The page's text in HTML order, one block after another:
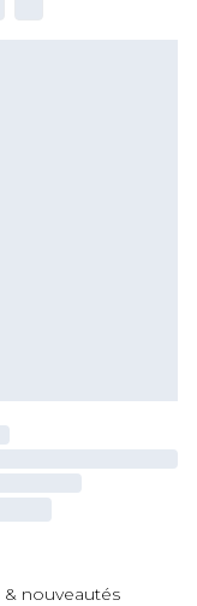
nouveautés